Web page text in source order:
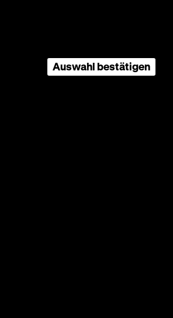
Auswahl bestätigen